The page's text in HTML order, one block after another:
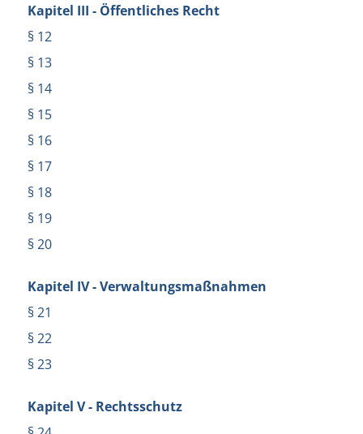
Kapitel III - Öffentliches Recht
§ 12
§ 13
§ 14
§ 15
§ 16
§ 17
§ 18
§ 19
§ 20
Kapitel IV - Verwaltungsmaßnahmen
§ 21
§ 22
§ 23
Kapitel V - Rechtsschutz